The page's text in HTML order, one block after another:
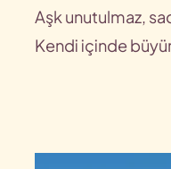
Aşk unutulmaz,
Kendi içinde